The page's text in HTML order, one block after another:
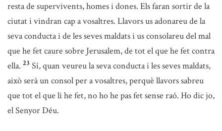
resta de supervivents, homes i dones. Els faran sortir de la
ciutat i vindran cap a vosaltres. Llavors us adonareu de la
seva conducta i de les seves maldats i us consolareu del mal
que he fet caure sobre Jerusalem, de tot el que he fet contra
ella. 23 Sí, quan veureu la seva conducta i les seves maldats,
això serà un consol per a vosaltres, perquè llavors sabreu
que tot el que li he fet, no ho he pas fet sense raó. Ho dic jo,
el Senyor Déu.